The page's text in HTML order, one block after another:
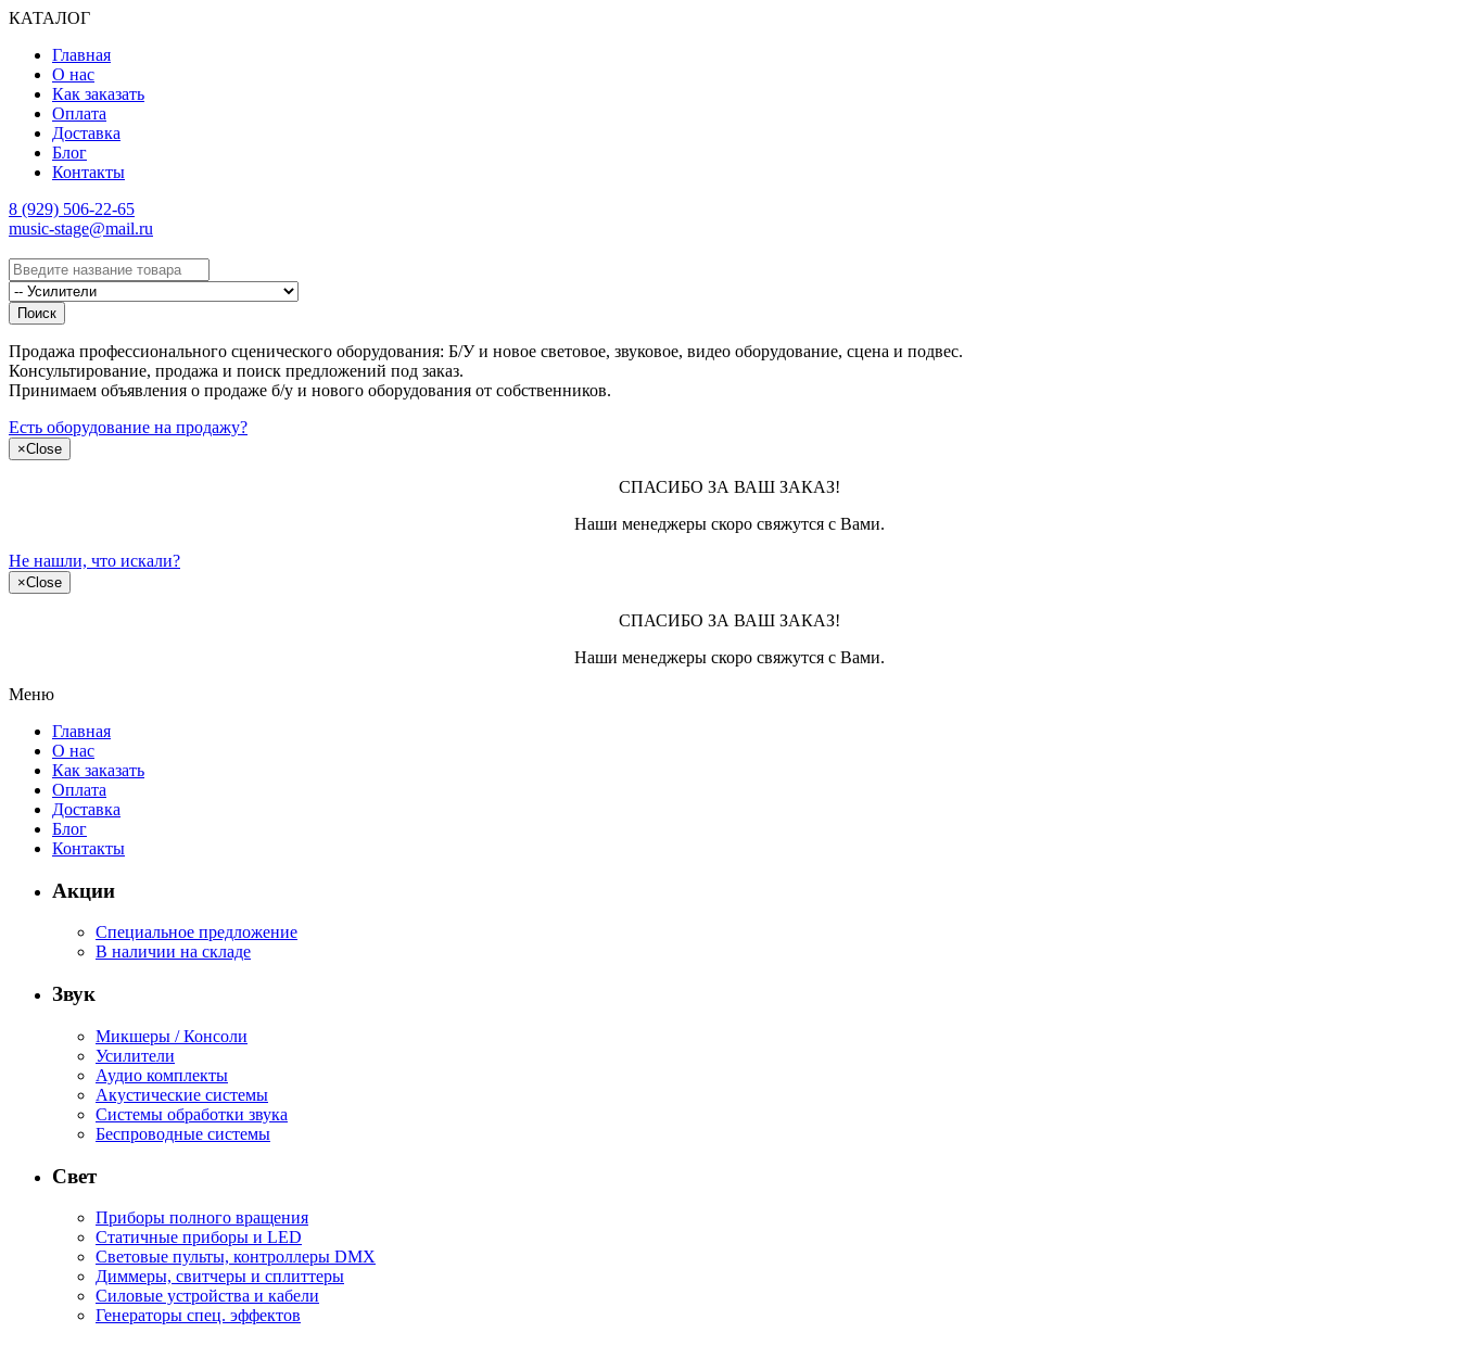
КАТАЛОГ
Главная
О нас
Как заказать
Оплата
Доставка
Блог
Контакты
8 (929) 506-22-65
music-stage@mail.ru
Поиск
Продажа профессионального сценического оборудования: Б/У и новое световое, звуковое, видео оборудование, сцена и подвес.
Консультирование, продажа и поиск предложений под заказ.
Принимаем объявления о продаже б/у и нового оборудования от собственников.
Есть оборудование на продажу?
×Close
СПАСИБО ЗА ВАШ ЗАКАЗ!
Наши менеджеры скоро свяжутся с Вами.
Не нашли, что искали?
×Close
СПАСИБО ЗА ВАШ ЗАКАЗ!
Наши менеджеры скоро свяжутся с Вами.
Меню
Главная
О нас
Как заказать
Оплата
Доставка
Блог
Контакты
Акции
Специальное предложение
В наличии на складе
Звук
Микшеры / Консоли
Усилители
Аудио комплекты
Акустические системы
Системы обработки звука
Беспроводные системы
Свет
Приборы полного вращения
Статичные приборы и LED
Световые пульты, контроллеры DMX
Диммеры, свитчеры и сплиттеры
Силовые устройства и кабели
Генераторы спец. эффектов